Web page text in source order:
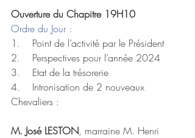
Ouverture du Chapitre 19H10
Ordre du Jour :
1.    Point de l’activité par le Président
2.    Perspectives pour l’année 2024
3.    Etat de la trésorerie
4.    Intronisation de 2 nouveaux
Chevaliers :
M. José LESTON, marraine M. Henri